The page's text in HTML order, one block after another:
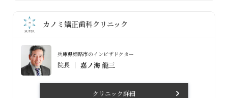
カノミ矯正歯科クリニック
兵庫県姫路市のインビザドクター
院長 嘉ノ海 龍三
クリニック詳細